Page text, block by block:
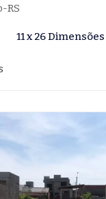
RS
11 x 26 Dimensões